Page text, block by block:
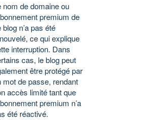
nom de domaine ou
premium de
blog n’a pas été
ce qui explique
interruption. Dans
cas, le blog peut
être protégé par
mot de passe, rendant
accès limité tant que
premium n’a
été réactivé.